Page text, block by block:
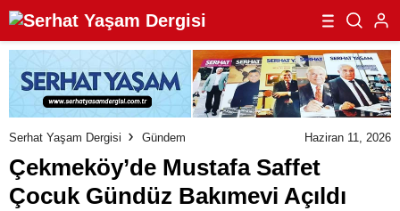
Serhat Yaşam Dergisi Gündem Haziran 11, 2026
Çekmeköy’de Mustafa Saffet
Çocuk Gündüz Bakımevi Açıldı